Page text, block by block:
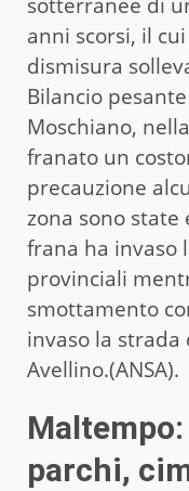
sotterranee di
anni scorsi, il
dismisura
Bilancio
Moschiano,
franato un
precauzione
zona sono state
frana ha invaso
provinciali
smottamento
invaso la strada
Avellino.(ANSA).
parchi,